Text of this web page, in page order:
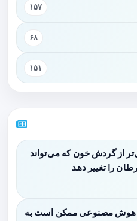
۱۵۷
۶۸
۱۵۱
از گردش خون که می‌تواند
را تغییر دهد
هوش مصنوعی ممکن است به